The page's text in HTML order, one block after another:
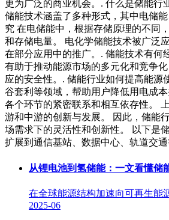
更为广泛的商业机会。. 什么是储能行
储能技术涵盖了多种形式，其中电储
究 在电储能中，根据存储原理的不同
和存储电量。 电化学储能技术被广泛
在部分应用中的推广。. 储能技术有何
有助于推动能源市场的多元化和竞争
应的安全性。. 储能行业如何提高能源
谷套利等领域，帮助用户降低用电成
各个环节的紧密联系和相互依存性。
游和中游的创新与发展。 因此，储能
场需求下的灵活性和创新性。 以下是
扩展到通信基站、数据中心、轨道交
从锂电池到氢储能：一文看懂储
在全球能源结构加速向可再生能
2025-06